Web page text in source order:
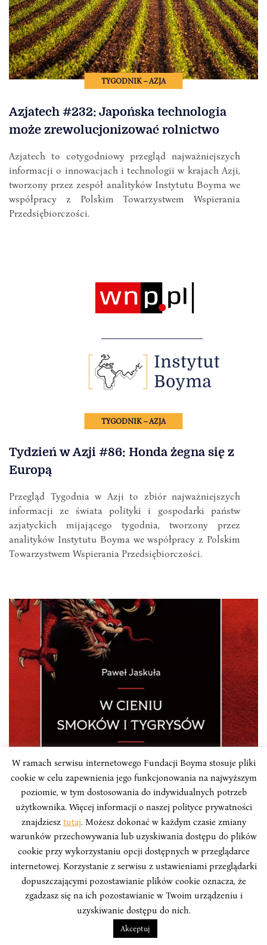
TYGODNIK – AZJA
Azjatech #232: Japońska technologia
może zrewolucjonizować rolnictwo
Azjatech to cotygodniowy przegląd najważniejszych
informacji o innowacjach i technologii w krajach Azji,
tworzony przez zespół analityków Instytutu Boyma we
współpracy z Polskim Towarzystwem Wspierania
Przedsiębiorczości.
TYGODNIK – AZJA
Tydzień w Azji #86: Honda żegna się z
Europą
Przegląd Tygodnia w Azji to zbiór najważniejszych
informacji ze świata polityki i gospodarki państw
azjatyckich mijającego tygodnia, tworzony przez
analityków Instytutu Boyma we współpracy z Polskim
Towarzystwem Wspierania Przedsiębiorczości.
RECENZJE KSIĄŻEK
Ani realny socjalizm, ani państwowy
kapitalizm. W poszukiwaniu modelu
rozwojowego Azji Centralnej
Autor prezentowanej publikacji podjął się trudnego
zadania identyfikacji korelacji między kierunkami
zmian ustrojowych a ich wpływami na wektory
przemian gospodarczych.
W ramach serwisu internetowego Fundacji Boyma stosuje pliki
cookie w celu zapewnienia jego funkcjonowania na najwyższym
poziomie, w tym dostosowania do indywidualnych potrzeb
użytkownika. Więcej informacji o naszej polityce prywatności
znajdziesz tutaj. Możesz dokonać w każdym czasie zmiany
warunków przechowywania lub uzyskiwania dostępu do plików
cookie przy wykorzystaniu opcji dostępnych w przeglądarce
internetowej. Korzystanie z serwisu z ustawieniami przeglądarki
dopuszczającymi pozostawianie plików cookie oznacza, że
zgadzasz się na ich pozostawianie w Twoim urządzeniu i
uzyskiwanie dostępu do nich.
Akceptuj